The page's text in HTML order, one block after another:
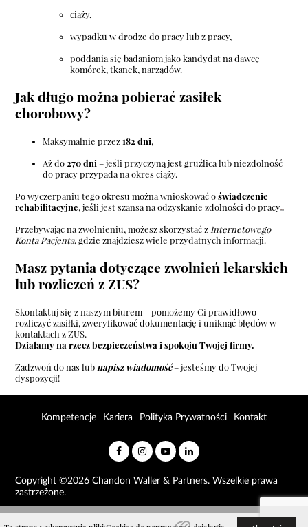
ciąży,
wypadku w drodze do pracy lub z pracy,
poddania się badaniom jako kandydat na dawcę
komórek, tkanek, narządów.
Jak długo można pobierać zasiłek
chorobowy?
Maksymalnie przez182 dni,
Aż do270 dni – jeśli przyczyną jest gruźlica lub niezdolność
do pracy przypada na okres ciąży.
Po wyczerpaniu tego okresu można wnioskować oświadczenie
rehabilitacyjne, jeśli jest szansa na odzyskanie zdolności do pracy
Przebywając na zwolnieniu, możesz skorzystać z Internetowego
Konta Pacjenta, gdzie znajdziesz wiele przydatnych informacji.
Masz pytania dotyczące zwolnień lekarskich
lub rozliczeń z ZUS?
Skontaktuj się z naszym biurem – pomożemy Ci prawidłowo
rozliczyć zasiłki, zweryfikować dokumentację i uniknąć błędów w
kontaktach z ZUS.
Działamy na rzecz bezpieczeństwa i spokoju Twojej firmy.
Zadzwoń do nas lub napisz wiadomość– jesteśmy do Twojej
dyspozycji!
Copyright ©2026 Chandon Waller & Partners. Wszelkie prawa
zastrzeżone.
Kompetencje Kariera Polityka Prywatności Kontakt